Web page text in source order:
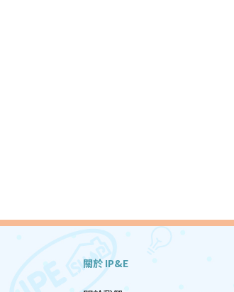
關於 IP&E